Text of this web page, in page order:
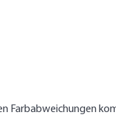
Farbabweichungen